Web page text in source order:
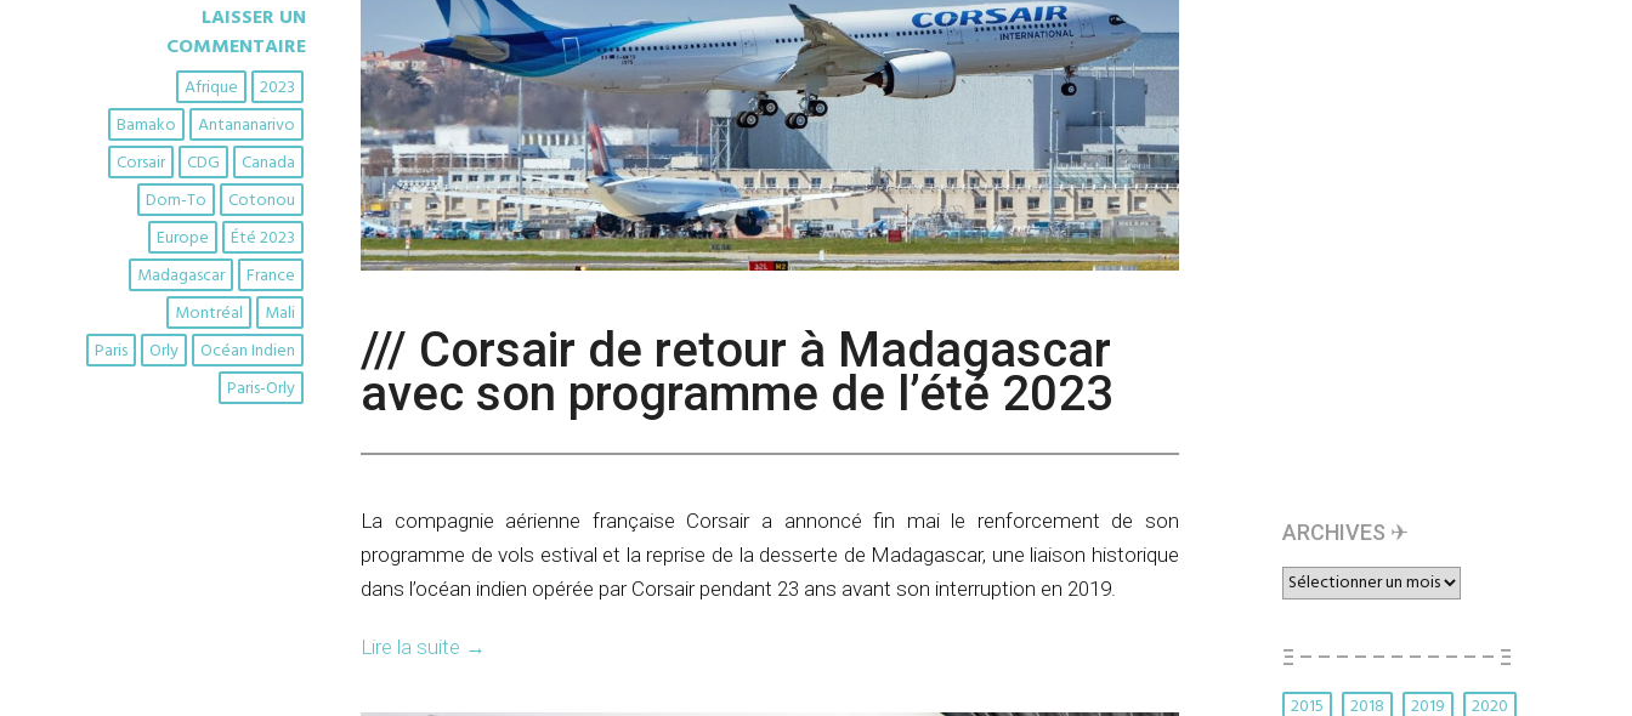
LAISSER UN
COMMENTAIRE
2023
Afrique
Antananarivo
Bamako
Canada
CDG
Corsair
Cotonou
Dom-To
Été 2023
Europe
France
Madagascar
Mali
Montréal
Océan Indien
Orly
Paris
Paris-Orly
/// Corsair de retour à Madagascar
avec son programme de l’été 2023
La compagnie aérienne française Corsair a annoncé fin mai le renforcement de son
programme de vols estival et la reprise de la desserte de Madagascar, une liaison historique
dans l’océan indien opérée par Corsair pendant 23 ans avant son interruption en 2019.
Lire la suite →
ARCHIVES ✈︎
ARCHIVES
✈︎
Ξ – – – – – – – – – – – Ξ
2015 2018 2019
2020